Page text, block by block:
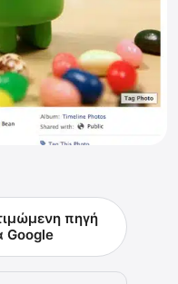
πηγή
Google